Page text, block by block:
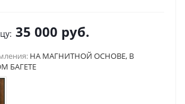
35 000 руб.
НА МАГНИТНОЙ ОСНОВЕ, В
БАГЕТЕ